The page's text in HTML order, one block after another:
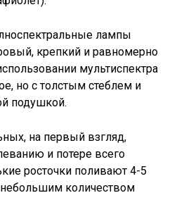
лампы
крепкий и равномерно
мультиспектра
но с толстым стеблем и
подушкой.
на первый взгляд,
и потере всего
росточки поливают 4-5
количеством